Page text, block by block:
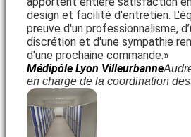
design et facilité d'entretien.
preuve d'un professionnalisme,
discrétion et d'une sympathie
d'une prochaine commande.»
Médipôle Lyon Villeurbanne
en charge de la coordination